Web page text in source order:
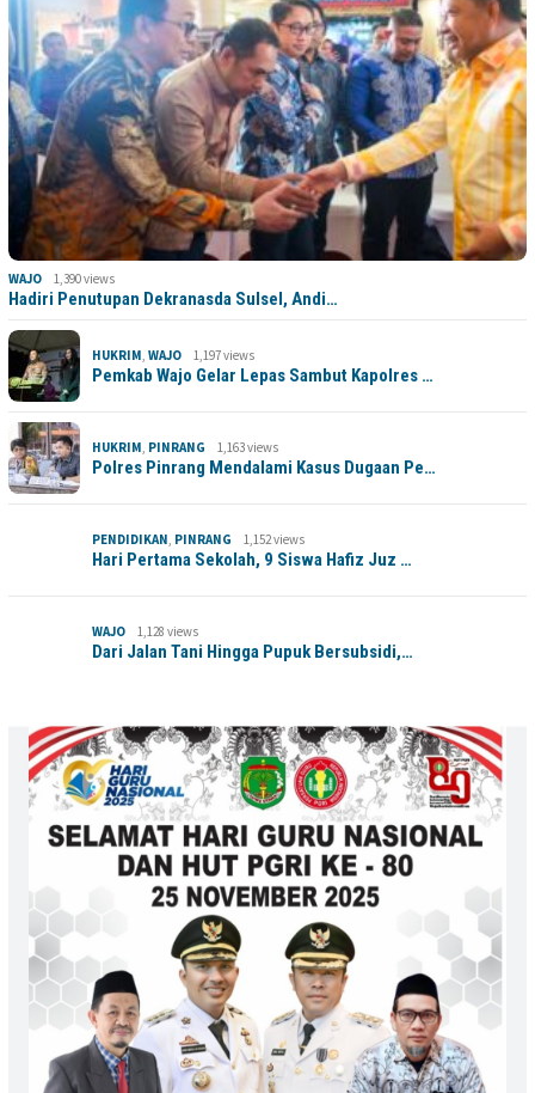
WAJO 1,390 views
Hadiri Penutupan Dekranasda Sulsel, Andi…
HUKRIM, WAJO 1,197 views
Pemkab Wajo Gelar Lepas Sambut Kapolres …
HUKRIM, PINRANG 1,163 views
Polres Pinrang Mendalami Kasus Dugaan Pe…
PENDIDIKAN, PINRANG 1,152 views
Hari Pertama Sekolah, 9 Siswa Hafiz Juz …
WAJO 1,128 views
Dari Jalan Tani Hingga Pupuk Bersubsidi,…